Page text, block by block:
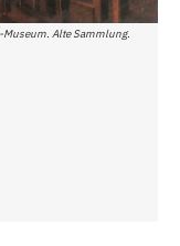
Museum. Alte Sammlung.